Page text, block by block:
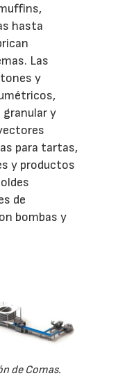
hasta
Las
y
y
para tartas,
y productos
de
bombas y
de Comas.